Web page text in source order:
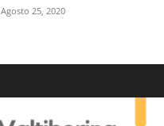
Agosto 25, 2020